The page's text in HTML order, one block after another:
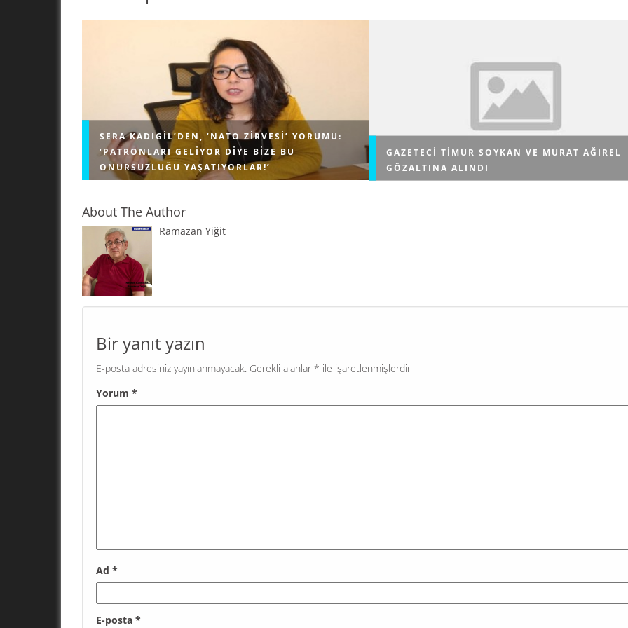
SERA KADIGIL’DEN, ‘NATO ZIRVESI’ YORUMU:
‘PATRONLARI GELIYOR DIYE BIZE BU
ONURSUZLUĞU YAŞATIYORLAR!’
Kadıgil, Sözcü TV ekranlarında gündeme ilişkin
açıklamalarda bulundu. Türkiye İşçi Partisi (TİP) Sözcüsü
GAZETECI TIMUR SOYKAN VE MURAT AĞIREL
GÖZALTINA ALINDI
About The Author
Ramazan Yiğit
Bir yanıt yazın
E-posta adresiniz yayınlanmayacak. Gerekli alanlar * ile işaretlenmişlerdir
Yorum *
Ad *
E-posta *